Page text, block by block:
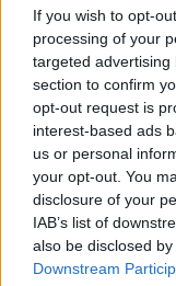
If you wish to opt-
processing of your
targeted
section to confirm
opt-out request is
interest-based ads
us or personal
your opt-out. You
disclosure of your
IAB’s list of
also be disclosed
Downstream
screening attraverso
febbraio interesserà
dalla USL TSE in
Bracciolini e le
posizionate nella
effettuati i test dalle
possibile prenotarsi
https://
Le prenotazioni
11 febbraio, per i
possibile prenotarsi
febbraio per chi vuole